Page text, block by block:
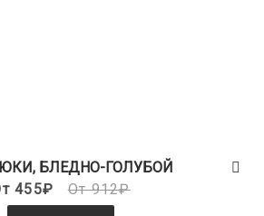
БЛЕДНО-ГОЛУБОЙ
455₽
От 912₽